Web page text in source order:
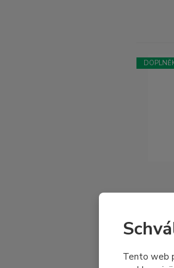
Tento web